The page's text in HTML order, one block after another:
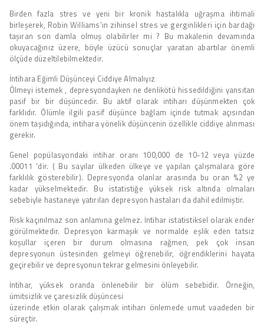
Birden fazla stres ve yeni bir kronik hastalıkla uğraşma ihtimali
birleşerek, Robin Williams’ın zihinsel stres ve gerginlikleri için bardağı
taşıran son damla olmuş olabilirler mi ? Bu makalenin devamında
okuyacağınız üzere, böyle üzücü sonuçlar yaratan abartılar önemli
ölçüde düzeltilebilmektedir.
İntihara Eğimli Düşünceyi Ciddiye Almalıyız
Ölmeyi istemek , depresyondayken ne denlikötü hissedildiğini yansıtan
pasif bir bir düşüncedir. Bu aktif olarak intiharı düşünmekten çok
farklıdır. Ölümle ilgili pasif düşünce bağlam içinde tutmak açısından
önem taşıdığında, intihara yönelik düşüncenin özellikle ciddiye alınması
gerekir.
Genel popülasyondaki intihar oranı 100,000 de 10-12 veya yüzde
.00011 ‘dir. ( Bu sayılar ülkeden ülkeye ve yapılan çalışmalara göre
farklılık gösterebilir). Depresyonda olanlar arasında bu oran %2 ye
kadar yükselmektedir. Bu istatistiğe yüksek risk altında olmaları
sebebiyle hastaneye yatırılan depresyon hastaları da dahil edilmiştir.
Risk kaçınılmaz son anlamına gelmez. İntihar istatistiksel olarak ender
görülmektedir. Depresyon karmaşık ve normalde eşlik eden tatsız
koşullar içeren bir durum olmasına rağmen, pek çok insan
depresyonun üstesinden gelmeyi öğrenebilir, öğrendiklerini hayata
geçirebilir ve depresyonun tekrar gelmesini önleyebilir.
İntihar, yüksek oranda önlenebilir bir ölüm sebebidir. Örneğin,
ümitsizlik ve çaresizlik düşüncesi
üzerinde etkin olarak çalışmak intiharı önlemede umut vaadeden bir
süreçtir.